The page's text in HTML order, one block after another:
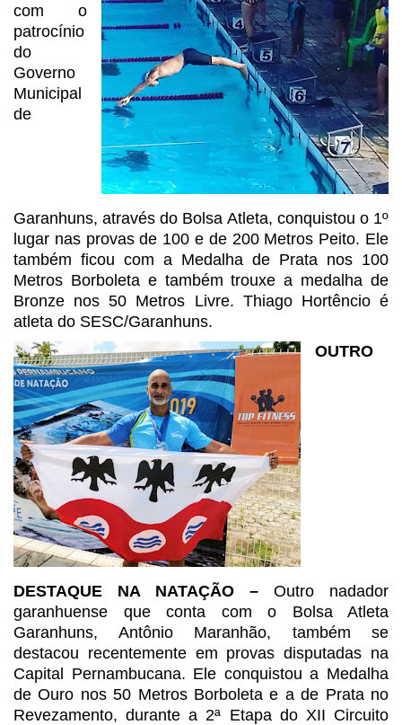
com o
patrocínio
do
Governo
Municipal
de
Garanhuns, através do Bolsa Atleta, conquistou o 1º
lugar nas provas de 100 e de 200 Metros Peito. Ele
também ficou com a Medalha de Prata nos 100
Metros Borboleta e também trouxe a medalha de
Bronze nos 50 Metros Livre. Thiago Hortêncio é
atleta do SESC/Garanhuns.
OUTRO
DESTAQUE NA NATAÇÃO – Outro nadador
garanhuense que conta com o Bolsa Atleta
Garanhuns, Antônio Maranhão, também se
destacou recentementeem provas disputadas na
Capital Pernambucana. Ele conquistou a Medalha
de Ouro nos 50 Metros Borboleta e a de Prata no
Revezamento, durante a 2ª Etapa do XII Circuito